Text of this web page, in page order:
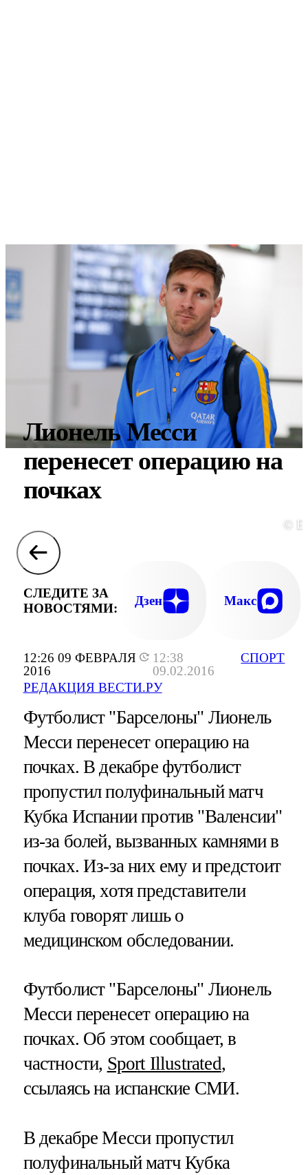
12:26 09 ФЕВРАЛЯ
2016
12:38
09.02.2016
РЕДАКЦИЯ ВЕСТИ.РУ
СПОРТ
Лионель Месси
перенесет операцию на
почках
©
СЛЕДИТЕ ЗА
НОВОСТЯМИ:
Дзен Макс
Футболист "Барселоны" Лионель
Месси перенесет операцию на
почках. В декабре футболист
пропустил полуфинальный матч
Кубка Испании против "Валенсии"
из-за болей, вызванных камнями в
почках. Из-за них ему и предстоит
операция, хотя представители
клуба говорят лишь о
медицинском обследовании.
Футболист "Барселоны" Лионель
Месси перенесет операцию на
почках. Об этом сообщает, в
частности, Sport Illustrated,
ссылаясь на испанские СМИ.
В декабре Месси пропустил
полуфинальный матч Кубка